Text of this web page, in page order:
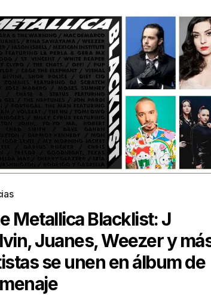
Metallica Blacklist: J
Juanes, Weezer y
se unen en álbum de